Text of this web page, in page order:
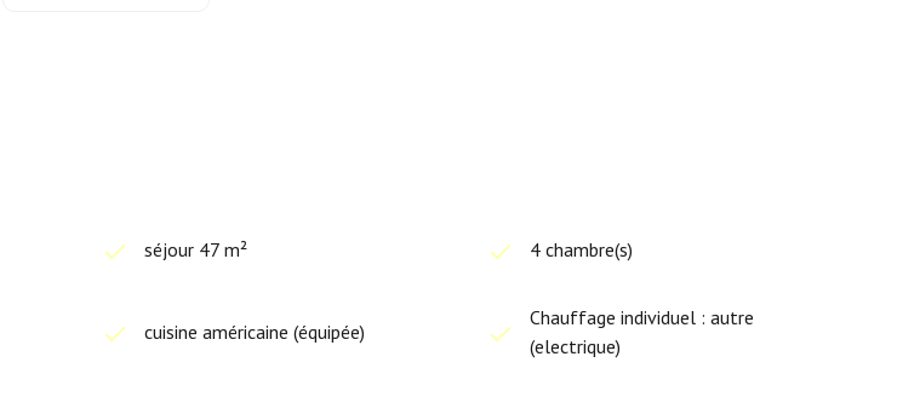
séjour 47 m² 4 chambre(s)
cuisine américaine (équipée)
Chauffage individuel : autre
(electrique)